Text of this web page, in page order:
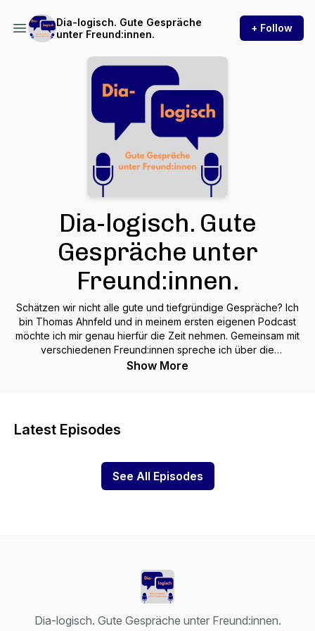
Dia-logisch. Gute Gespräche
unter Freund:innen.
+ Follow
Dia-logisch. Gute
Gespräche unter
Freund:innen.
Schätzen wir nicht alle gute und tiefgründige Gespräche? Ich
bin Thomas Ahnfeld und in meinem ersten eigenen Podcast
möchte ich mir genau hierfür die Zeit nehmen. Gemeinsam mit
verschiedenen Freund:innen spreche ich über die
unterschiedlichsten Themen, wie Fanschaften, Grenzen,
Show More
Latest Episodes
See All Episodes
Dia-logisch. Gute Gespräche unter Freund:innen.